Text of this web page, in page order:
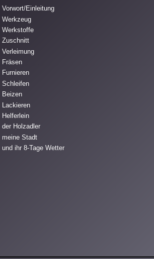
Vorwort/Einleitung
Werkzeug
Werkstoffe
Zuschnitt
Verleimung
Fräsen
Furnieren
Schleifen
Beizen
Lackieren
Helferlein
der Holzadler
meine Stadt
und ihr 8-Tage Wetter